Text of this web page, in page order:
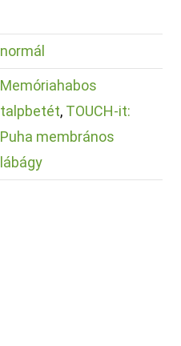
normál
Memóriahabos
talpbetét, TOUCH-it:
Puha membrános
lábágy